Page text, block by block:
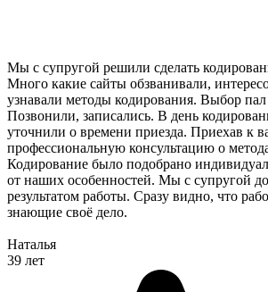
Мы с супругой решили сделать
Много какие сайты обзванивали,
узнавали методы кодирования. Выбор
Позвонили, записались. В день
уточнили о времени приезда. Приехав к
профессиональную консультацию о
Кодирование было подобрано
от наших особенностей. Мы с супругой
результатом работы. Сразу видно, что
знающие своё дело.
Наталья
39 лет